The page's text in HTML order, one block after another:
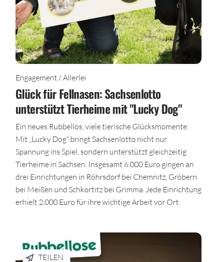
Engagement / Allerlei
Glück für Fellnasen: Sachsenlotto
unterstützt Tierheime mit "Lucky Dog"
Ein neues Rubbellos, viele tierische Glücksmomente:
Mit „Lucky Dog“ bringt Sachsenlotto nicht nur
Spannung ins Spiel, sondern unterstützt gleichzeitig
Tierheime in Sachsen. Insgesamt 6.000 Euro gingen an
drei Einrichtungen in Röhrsdorf bei Chemnitz, Gröbern
bei Meißen und Schkortitz bei Grimma. Jede Einrichtung
erhielt 2.000 Euro für ihre wichtige Arbeit vor Ort.
TEILEN